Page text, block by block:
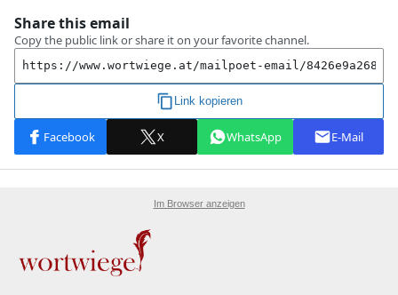
Im Browser anzeigen